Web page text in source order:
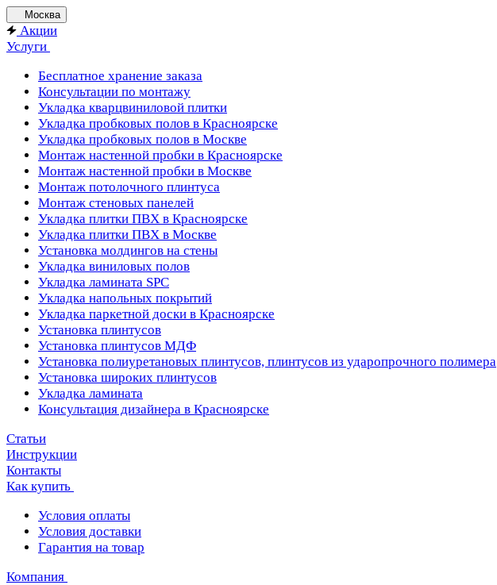
Москва
Акции
Услуги
Бесплатное хранение заказа
Консультации по монтажу
Укладка кварцвиниловой плитки
Укладка пробковых полов в Красноярске
Укладка пробковых полов в Москве
Монтаж настенной пробки в Красноярске
Монтаж настенной пробки в Москве
Монтаж потолочного плинтуса
Монтаж стеновых панелей
Укладка плитки ПВХ в Красноярске
Укладка плитки ПВХ в Москве
Установка молдингов на стены
Укладка виниловых полов
Укладка ламината SPC
Укладка напольных покрытий
Укладка паркетной доски в Красноярске
Установка плинтусов
Установка плинтусов МДФ
Установка полиуретановых плинтусов, плинтусов из ударопрочного полимера
Установка широких плинтусов
Укладка ламината
Консультация дизайнера в Красноярске
Статьи
Инструкции
Контакты
Как купить
Условия оплаты
Условия доставки
Гарантия на товар
Компания